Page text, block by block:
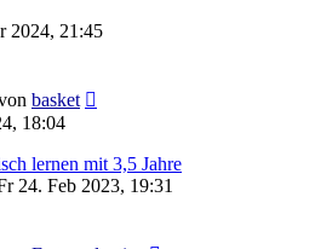
2024, 21:45
basket
18:04
lernen mit 3,5 Jahre
24. Feb 2023, 19:31